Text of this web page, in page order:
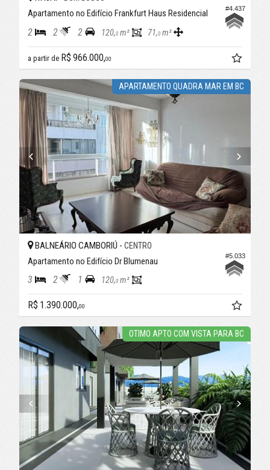
#4.437
Apartamento no Edifício Frankfurt Haus Residencial
2 2 2 120,0 m² 71,0 m²
a partir de R$ 966.000,00
APARTAMENTO QUADRA MAR EM BC
#5.033
BALNEÁRIO CAMBORIÚ - CENTRO
Apartamento no Edifício Dr Blumenau
3 2 1 120,0 m²
R$ 1.390.000,00
OTIMO APTO COM VISTA PARA BC